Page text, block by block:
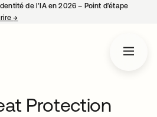
de l’IA en 2026 – Point d’étape
→
Protection